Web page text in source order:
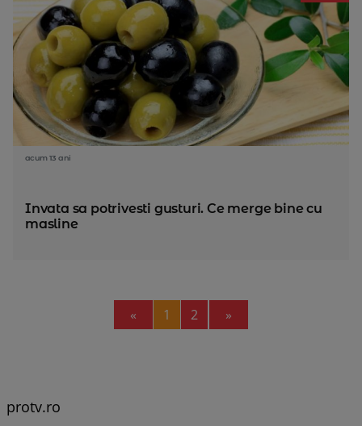
acum 13 ani
Invata sa potrivesti gusturi. Ce merge bine cu
masline
« Previous
1 2 »
protv.ro